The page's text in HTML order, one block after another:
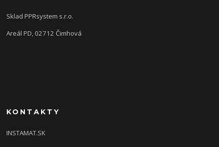
Sklad PPRsystem s.r.o.
Areál PD, 02712 Čimhová
KONTAKTY
INSTAMAT.SK